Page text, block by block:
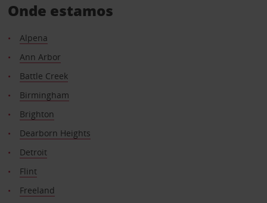
Onde estamos
Alpena
Ann Arbor
Battle Creek
Birmingham
Brighton
Dearborn Heights
Detroit
Flint
Freeland